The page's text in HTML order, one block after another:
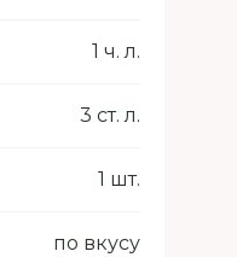
1 ч. л.
3 ст. л.
1 шт.
по вкусу